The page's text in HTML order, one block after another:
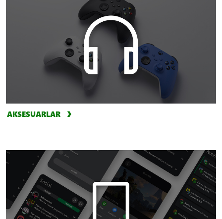
AKSESUARLAR